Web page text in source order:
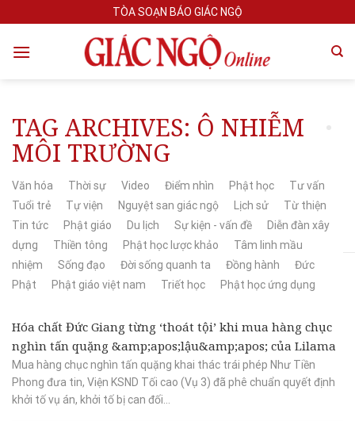
to
content
TÒA SOẠN BÁO GIÁC NGỘ
TAG ARCHIVES: Ô NHIỄM
MÔI TRƯỜNG
Văn hóa Thời sự Video Điểm nhìn Phật học
Tư vấn
Tuổi trẻ
Tự viện Nguyệt san giác ngộ Lịch sử
Từ thiện
Tin tức
Phật giáo Du lịch Sự kiện - vấn đề
Diễn đàn xây
dựng
Thiền tông Phật học lược khảo
Tâm linh mầu
nhiệm
Sống đạo Đời sống quanh ta Đồng hành
Đức
Phật
Phật giáo việt nam Triết học Phật học ứng dụng
Hóa chất Đức Giang từng ‘thoát tội’ khi mua hàng chục
nghìn tấn quặng &amp;apos;lậu&amp;apos; của Lilama
Mua hàng chục nghìn tấn quặng khai thác trái phép Như Tiền
Phong đưa tin, Viện KSND Tối cao (Vụ 3) đã phê chuẩn quyết định
khởi tố vụ án, khởi tố bị can đối...